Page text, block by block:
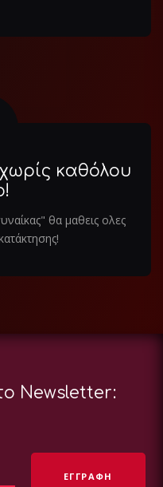
καθόλου
θα μαθεις ολες
Newsletter: